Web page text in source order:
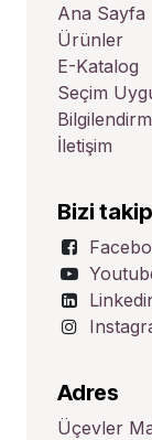
Ana Sayfa
Ürünler
E-Katalog
Seçim
İletişim
Bizi
Adres
Üçevler